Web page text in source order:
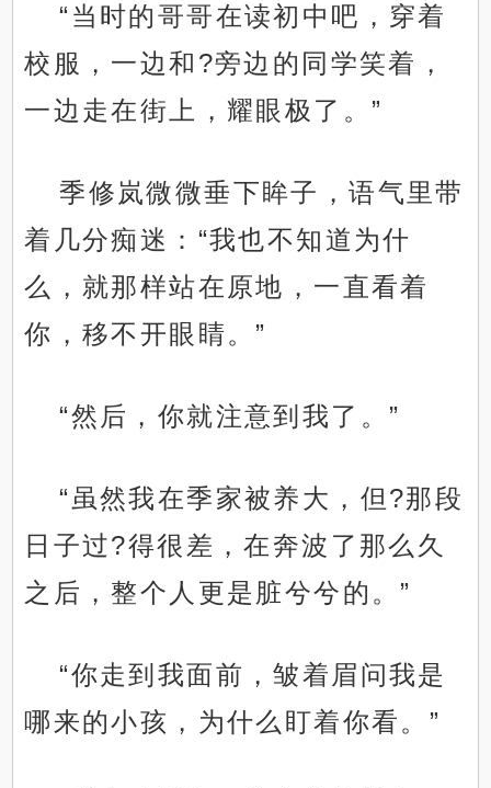
“当时的哥哥在读初中吧，穿着
校服，一边和?旁边的同学笑着，
一边走在街上，耀眼极了。”
季修岚微微垂下眸子，语气里带
着几分痴迷：“我也不知道为什
么，就那样站在原地，一直看着
你，移不开眼睛。”
“然后，你就注意到我了。”
“虽然我在季家被养大，但?那段
日子过?得很差，在奔波了那么久
之后，整个人更是脏兮兮的。”
“你走到我面前，皱着眉问我是
哪来的小孩，为什么盯着你看。”